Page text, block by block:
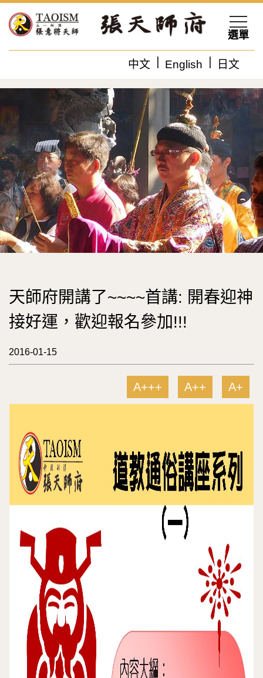
中文 English 日文
選單
天師府開講了~~~~首講: 開春迎神
接好運，歡迎報名參加!!!
2016-01-15
A+++ A++ A+